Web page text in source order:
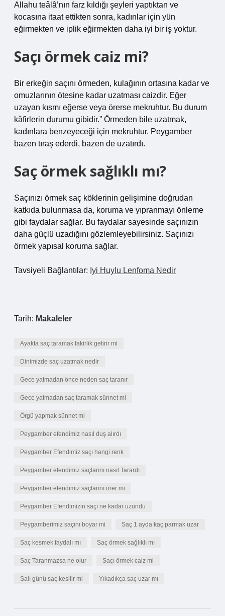
Allahu teâlâ’nın farz kıldığı şeyleri yaptıktan ve
kocasına itaat ettikten sonra, kadınlar için yün
eğirmekten ve iplik eğirmekten daha iyi bir iş yoktur.
Saçı örmek caiz mi?
Bir erkeğin saçını örmeden, kulağının ortasına kadar ve
omuzlarının ötesine kadar uzatması caizdir. Eğer
uzayan kısmı eğerse veya örerse mekruhtur. Bu durum
kâfirlerin durumu gibidir.” Örmeden bile uzatmak,
kadınlara benzeyeceği için mekruhtur. Peygamber
bazen tıraş ederdi, bazen de uzatırdı.
Saç örmek sağlıklı mı?
Saçınızı örmek saç köklerinin gelişimine doğrudan
katkıda bulunmasa da, koruma ve yıpranmayı önleme
gibi faydalar sağlar. Bu faydalar sayesinde saçınızın
daha güçlü uzadığını gözlemleyebilirsiniz. Saçınızı
örmek yapısal koruma sağlar.
Tavsiyeli Bağlantılar: Iyi Huylu Lenfoma Nedir
Tarih: Makaleler
Ayakta saç taramak fakirlik getirir mi
Dinimizde saç uzatmak nedir
Gece yatmadan önce neden saç taranır
Gece yatmadan saç taramak sünnet mi
Örgü yapmak sünnet mi
Peygamber efendimiz nasıl duş alırdı
Peygamber Efendimiz saçı hangi renk
Peygamber efendimiz saçlarını nasıl Tarardı
Peygamber efendimiz saçlarını örer mi
Peygamber Efendimizin saçı ne kadar uzundu
Peygamberimiz saçını boyar mi Saç 1 ayda kaç parmak uzar
Saç kesmek faydalı mı Saç örmek sağlıklı mı
Saç Taranmazsa ne olur Saçı örmek caiz mi
Salı günü saç kesilir mi Yıkadıkça saç uzar mı